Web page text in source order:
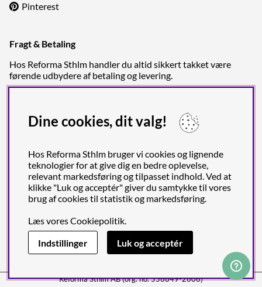
Pinterest
Fragt & Betaling
Hos Reforma Sthlm handler du altid sikkert takket være
førende udbydere af betaling og levering.
Reforma Sthlm AB (org. no. 556849-2606)
Dine cookies, dit valg!
Hos Reforma Sthlm bruger vi cookies og lignende
teknologier for at give dig en bedre oplevelse,
relevant markedsføring og tilpasset indhold. Ved at
klikke "Luk og acceptér" giver du samtykke til vores
brug af cookies til statistik og markedsføring.
Læs voresCookiepolitik.
Indstillinger
Luk og acceptér